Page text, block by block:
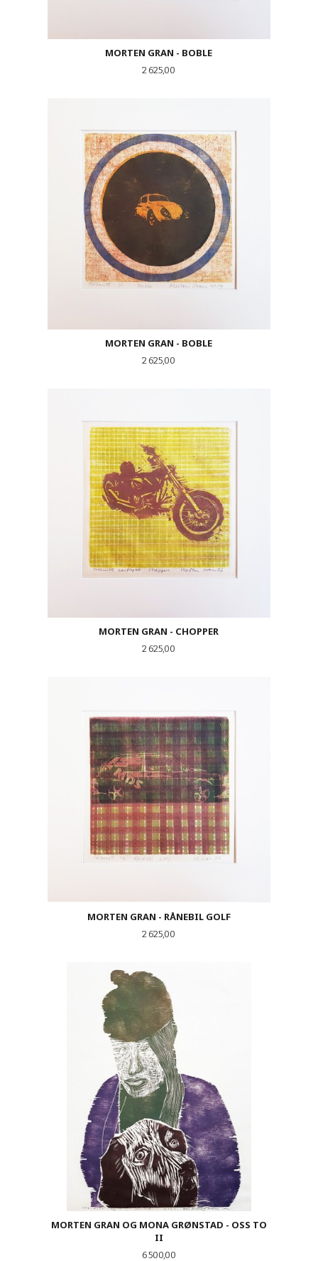
MORTEN GRAN - BOBLE
Pris
2 625,00
MORTEN GRAN - BOBLE
Pris
2 625,00
MORTEN GRAN - CHOPPER
Pris
2 625,00
MORTEN GRAN - RÅNEBIL GOLF
Pris
2 625,00
MORTEN GRAN OG MONA GRØNSTAD - OSS TO
II
Pris
6 500,00